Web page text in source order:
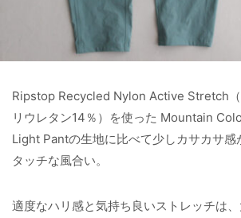
Ripstop Recycled Nylon Active Stretch
リウレタン14％）を使った Mountain
Light Pantの生地に比べて少しカサカサ感
タッチな風合い。
適度なハリ感と気持ち良いストレッチは